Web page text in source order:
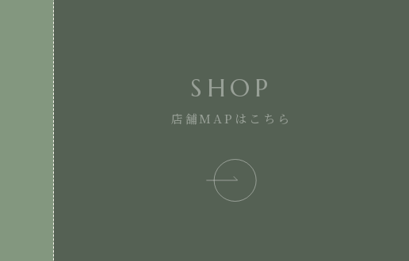
SHOP
店舗MAPはこちら